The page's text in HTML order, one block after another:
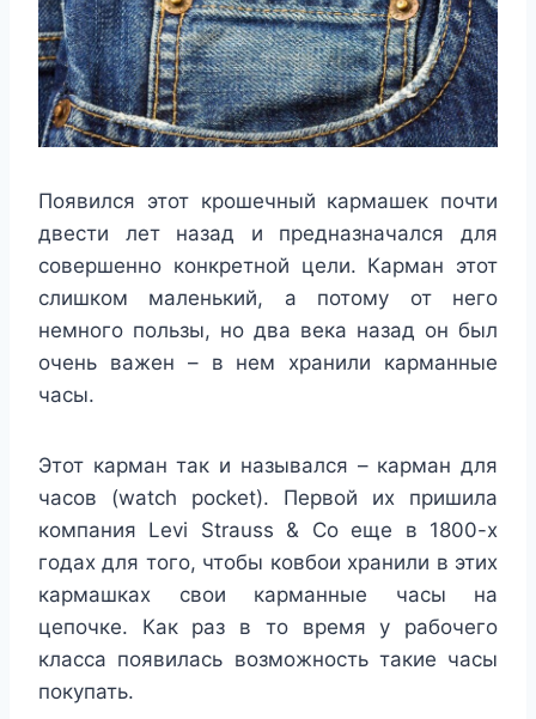
Появился этот крошечный кармашек почти
двести лет назад и предназначался для
совершенно конкретной цели. Карман этот
слишком маленький, а потому от него
немного пользы, но два века назад он был
очень важен – в нем хранили карманные
часы.
Этот карман так и назывался – карман для
часов (watch pocket). Первой их пришила
компания Levi Strauss & Co еще в 1800-х
годах для того, чтобы ковбои хранили в этих
кармашках свои карманные часы на
цепочке. Как раз в то время у рабочего
класса появилась возможность такие часы
покупать.